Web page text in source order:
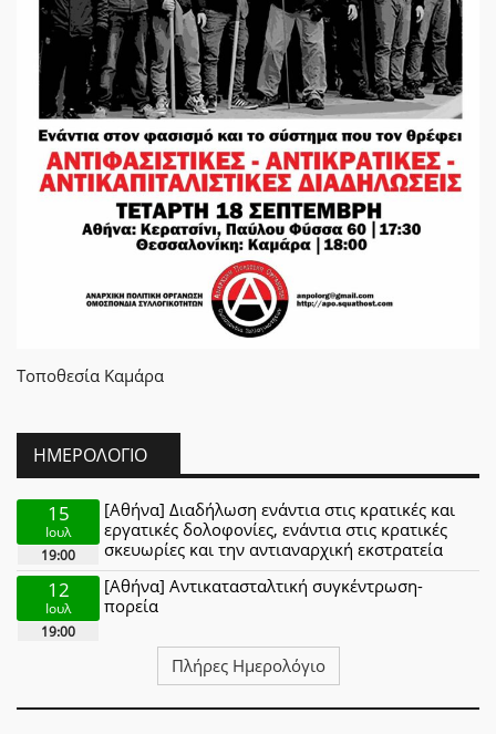
Τοποθεσία Καμάρα
ΗΜΕΡΟΛΌΓΙΟ
15
Ιουλ
19:00
[Αθήνα] Διαδήλωση ενάντια στις κρατικές και
εργατικές δολοφονίες, ενάντια στις κρατικές
σκευωρίες και την αντιαναρχική εκστρατεία
12
Ιουλ
19:00
[Αθήνα] Αντικατασταλτική συγκέντρωση-
πορεία
Πλήρες Ημερολόγιο